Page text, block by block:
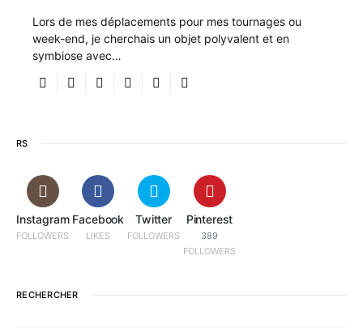
Lors de mes déplacements pour mes tournages ou
week-end, je cherchais un objet polyvalent et en
symbiose avec…
RS
Instagram
FOLLOWERS
Facebook
LIKES
Twitter
FOLLOWERS
Pinterest
389
FOLLOWERS
RECHERCHER